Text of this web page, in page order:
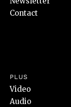
Contact
PLUS
Video
Audio